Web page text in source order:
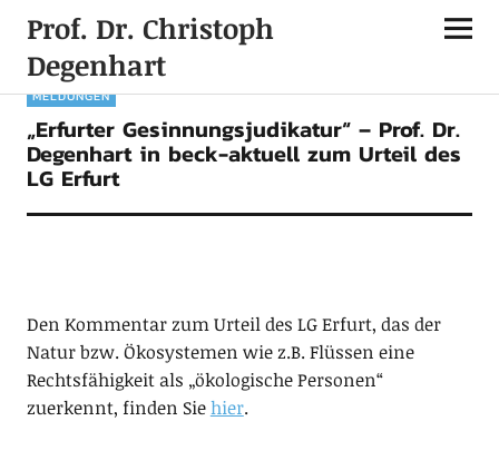
Prof. Dr. Christoph
Degenhart
MELDUNGEN
„Erfurter Gesinnungsjudikatur“ – Prof. Dr.
Degenhart in beck-aktuell zum Urteil des
LG Erfurt
Den Kommentar zum Urteil des LG Erfurt, das der
Natur bzw. Ökosystemen wie z.B. Flüssen eine
Rechtsfähigkeit als „ökologische Personen“
zuerkennt, finden Siehier.